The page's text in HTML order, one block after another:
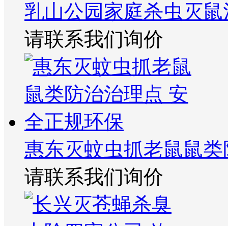
乳山公园家庭杀虫灭
请联系我们询价
惠东灭蚊虫抓老鼠鼠
请联系我们询价